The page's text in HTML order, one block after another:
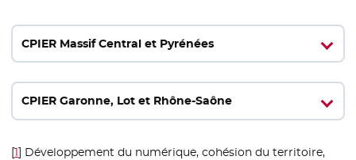
CPIER Massif Central et Pyrénées
CPIER Garonne, Lot et Rhône-Saône
[1] Développement du numérique, cohésion du territoire,